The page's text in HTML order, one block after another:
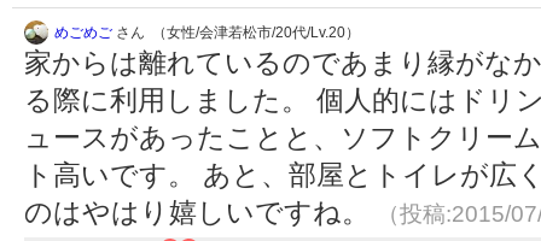
めごめご さん （女性/会津若松市/20代/Lv.20）
家からは離れているのであまり縁がな
る際に利用しました。 個人的にはドリ
ュースがあったことと、ソフトクリー
ト高いです。 あと、部屋とトイレが広
のはやはり嬉しいですね。
（投稿:2015/